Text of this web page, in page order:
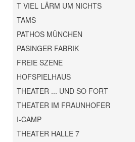
T VIEL LÄRM UM NICHTS
TAMS
PATHOS MÜNCHEN
PASINGER FABRIK
FREIE SZENE
HOFSPIELHAUS
THEATER ... UND SO FORT
THEATER IM FRAUNHOFER
I-CAMP
THEATER HALLE 7